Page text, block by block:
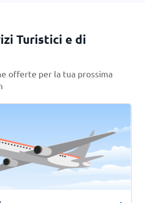
Turistici e di
offerte per la tua prossima